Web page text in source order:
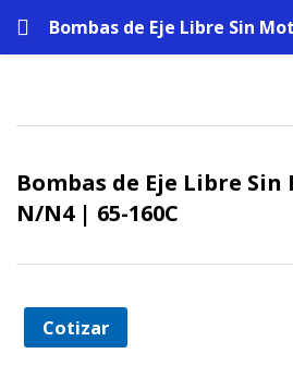
Bombas de Eje Libre
N/N4 | 65-160C
Cotizar